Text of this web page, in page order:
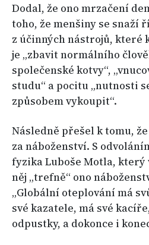
Dodal, že ono mrzačení
toho, že menšiny se snaží
z účinných nástrojů, které
je „zbavit normálního
společenské kotvy“,
studu“ a pocitu „nutnosti
způsobem vykoupit“.
Následně přešel k tomu,
za náboženství. S
fyzika Luboše Motla, který
něj „trefně“ ono
„Globální oteplování má
své kazatele, má své
odpustky, a dokonce i